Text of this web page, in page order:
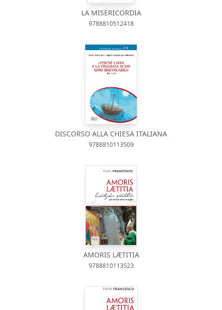
LA MISERICORDIA
9788810512418
DISCORSO ALLA CHIESA ITALIANA
9788810113509
AMORIS LÆTITIA
9788810113523